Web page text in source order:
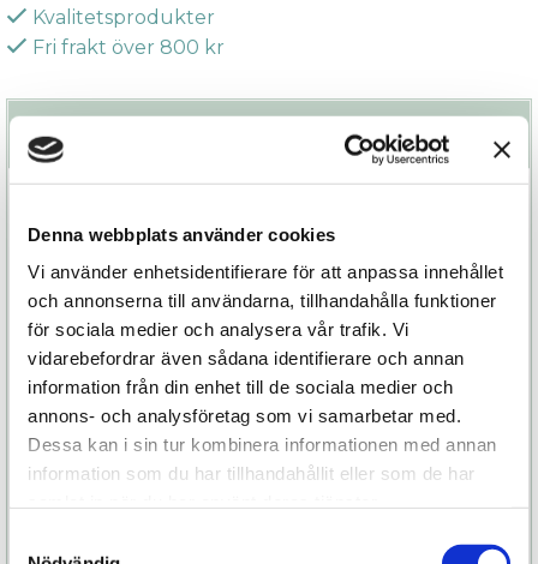
Denna webbplats använder cookies
Vi använder enhetsidentifierare för att anpassa innehållet
och annonserna till användarna, tillhandahålla funktioner
för sociala medier och analysera vår trafik. Vi
vidarebefordrar även sådana identifierare och annan
information från din enhet till de sociala medier och
annons- och analysföretag som vi samarbetar med.
Dessa kan i sin tur kombinera informationen med annan
information som du har tillhandahållit eller som de har
Kvalitetsprodukter
Fri frakt över 800 kr
Beskrivning
som är kända från modetidningar världen över.
Sofistikerat och stiligt med blank metallkedja som
kittlar fantasin. Gör att du ser både elegant och
sensuell ut samtidigt - på middagen, nattklubben
eller på en date. Placera båda manschetter på
samma handled för att bära dem som ett
armband, eller placera en manschett runt varje
handled för att använda dem som handbojor.
handleder.